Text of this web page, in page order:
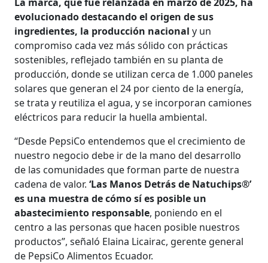
evolucionado destacando el origen de sus
ingredientes, la producción nacional y un
compromiso cada vez más sólido con prácticas
sostenibles, reflejado también en su planta de
producción, donde se utilizan cerca de 1.000 paneles
solares que generan el 24 por ciento de la energía,
se trata y reutiliza el agua, y se incorporan camiones
eléctricos para reducir la huella ambiental.
“Desde PepsiCo entendemos que el crecimiento de
nuestro negocio debe ir de la mano del desarrollo
de las comunidades que forman parte de nuestra
cadena de valor. ‘Las Manos Detrás de Natuchips®’
es una muestra de cómo sí es posible un
abastecimiento responsable, poniendo en el
centro a las personas que hacen posible nuestros
productos”, señaló Elaina Licairac, gerente general
de PepsiCo Alimentos Ecuador.